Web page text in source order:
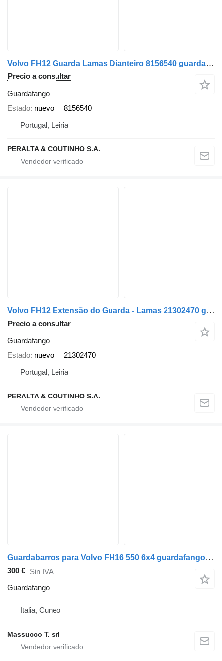
Volvo FH12 Guarda Lamas Dianteiro 8156540 guardafango para Volvo camión
Precio a consultar
Guardafango
Estado nuevo
8156540
Portugal, Leiria
PERALTA & COUTINHO S.A.
Volvo FH12 Extensão do Guarda - Lamas 21302470 guardafango para Volvo FH12, FH16 camión
Precio a consultar
Guardafango
Estado nuevo
21302470
Portugal, Leiria
PERALTA & COUTINHO S.A.
Guardabarros para Volvo FH16 550 6x4 guardafango para Volvo FH16 camión
300 € Sin IVA
Guardafango
Italia, Cuneo
Massucco T. srl